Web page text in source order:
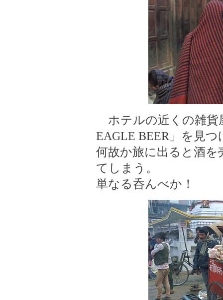
ホテルの近くの雑貨
EAGLE BEER」を見
何故か旅に出ると酒
てしまう。
単なる呑んべか！